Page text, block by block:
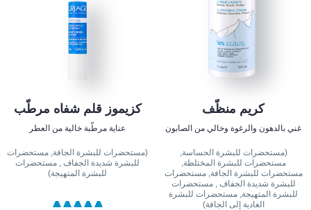
كريم منظّف
غني بالدهون والرغوة وخالي من الصابون
(مستحضرات للبشرة الحساسة,
مستحضرات للبشرة المختلطة,
مستحضرات للبشرة الجافة, مستحضرات
للبشرة شديدة الجفاف , مستحضرات
للبشرة المتهيجة, مستحضرات للبشرة
العادية إلى الجافة)
كزيموز قلم شفاه مرطّب
عناية مرطّبة خالية من العطر
(مستحضرات للبشرة الجافة, مستحضرات
للبشرة شديدة الجفاف , مستحضرات
للبشرة المتهيجة)